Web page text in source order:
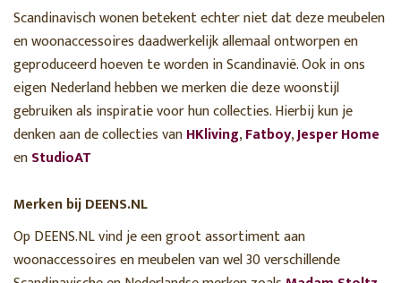
Scandinavisch wonen betekent echter niet dat deze meubelen
en woonaccessoires daadwerkelijk allemaal ontworpen en
geproduceerd hoeven te worden in Scandinavië. Ook in ons
eigen Nederland hebben we merken die deze woonstijl
gebruiken als inspiratie voor hun collecties. Hierbij kun je
denken aan de collecties vanHKliving,Fatboy,Jesper Home
enStudioAT
Merken bij DEENS.NL
Op DEENS.NL vind je een groot assortiment aan
woonaccessoires en meubelen van wel 30 verschillende